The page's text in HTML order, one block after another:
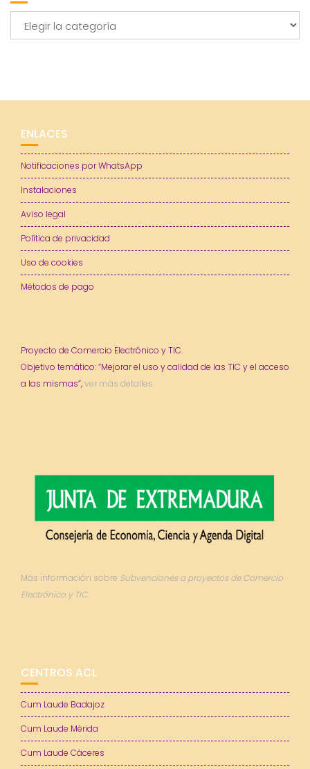
ENLACES
Notificaciones por WhatsApp
Instalaciones
Aviso legal
Política de privacidad
Uso de cookies
Métodos de pago
Proyecto de Comercio Electrónico y TIC.
Objetivo temático: “Mejorar el uso y calidad de las TIC y el acceso
a las mismas”,ver más detalles.
Más información sobre Subvenciones a proyectos de Comercio
Electrónico y TIC.
CENTROS ACL
Cum Laude Badajoz
Cum Laude Mérida
Cum Laude Cáceres